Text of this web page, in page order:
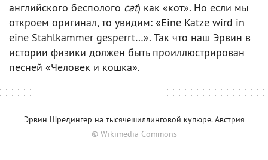
английского бесполого cat) как «кот». Но если мы
откроем оригинал, то увидим: «Eine Katze wird in
eine Stahlkammer gesperrt…». Так что наш Эрвин в
истории физики должен быть проиллюстрирован
песней «Человек и кошка».
Эрвин Шредингер на тысячешиллинговой купюре. Австрия
© Wikimedia Commons